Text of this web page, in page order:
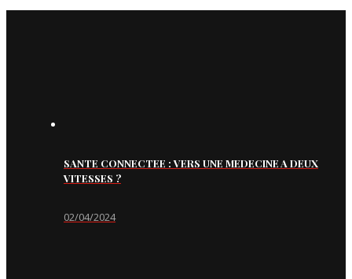
SANTE CONNECTEE : VERS UNE MEDECINE A DEUX
VITESSES ?
02/04/2024